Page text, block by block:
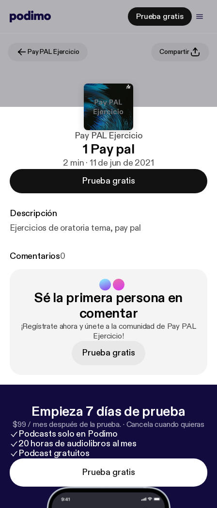
Prueba gratis
Pay PAL Ejercicio Compartir
Pay PAL Ejercicio
1 Pay pal
2 min · 11 de jun de 2021
Prueba gratis
Descripción
Ejercicios de oratoria tema, pay pal
Comentarios0
Sé la primera persona en
comentar
¡Regístrate ahora y únete a la comunidad de Pay PAL
Ejercicio!
Prueba gratis
Empieza 7 días de prueba
$99 / mes después de la prueba. · Cancela cuando quieras
Podcasts solo en Podimo
20 horas de audiolibros al mes
Podcast gratuitos
Prueba gratis